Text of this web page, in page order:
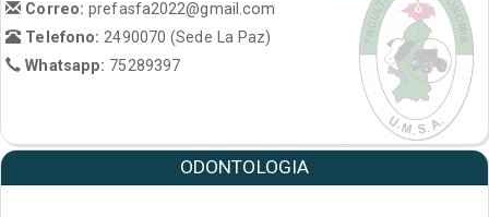
Correo:prefasfa2022@gmail.com
Telefono: 2490070 (Sede La Paz)
Whatsapp: 75289397
ODONTOLOGIA